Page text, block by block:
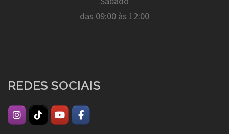
das 09:00 às 12:00
REDES SOCIAIS